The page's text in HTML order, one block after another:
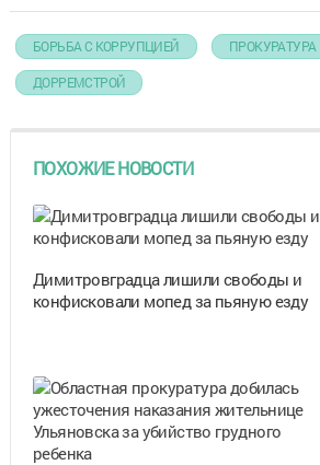
БОРЬБА С КОРРУПЦИЕЙ ПРОКУРАТУРА
ДОРРЕМСТРОЙ
ПОХОЖИЕ НОВОСТИ
Димитровградца лишили свободы и
конфисковали мопед за пьяную езду